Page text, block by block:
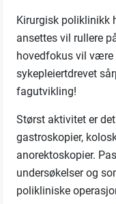
Kirurgisk poliklinikk
ansettes vil rullere
hovedfokus vil være
sykepleiertdrevet
fagutvikling!
Størst aktivitet er
gastroskopier,
anorektoskopier.
undersøkelser og
polikliniske